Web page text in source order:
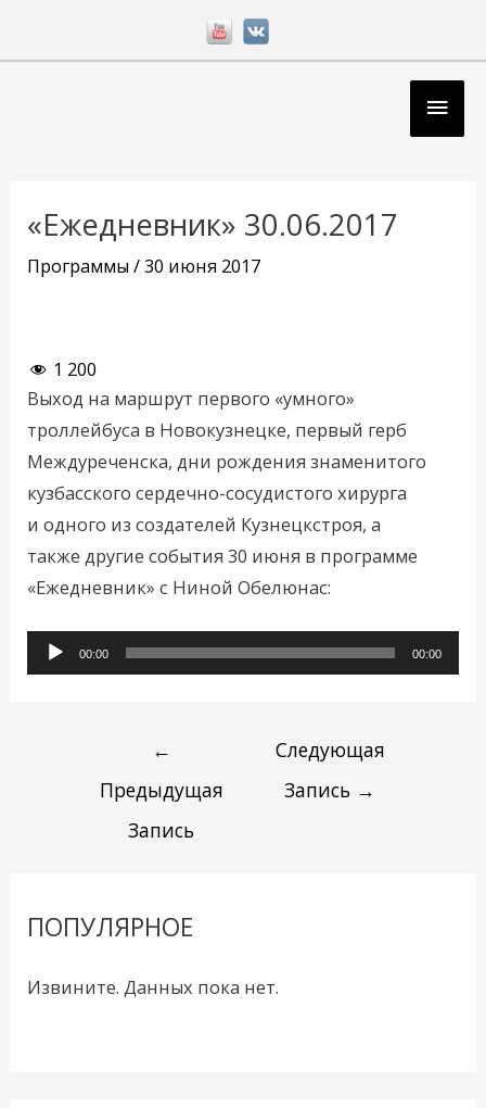
«Ежедневник» 30.06.2017
Программы/30 июня 2017
1 200
Выход на маршрут первого «умного»
троллейбуса в Новокузнецке, первый герб
Междуреченска, дни рождения знаменитого
кузбасского сердечно-сосудистого хирурга
и одного из создателей Кузнецкстроя, а
также другие события 30 июня в программе
«Ежедневник» с Ниной Обелюнас:
Аудиоплеер
00:00 00:00
записям
←
Предыдущая
Запись
Следующая
Запись →
ПОПУЛЯРНОЕ
Извините. Данных пока нет.